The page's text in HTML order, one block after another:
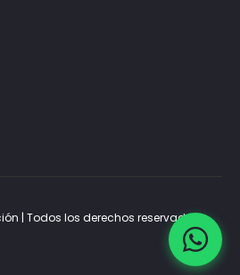
| Todos los derechos reservados.